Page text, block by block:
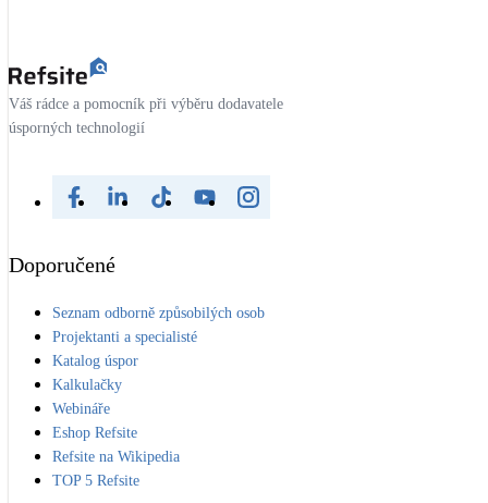
Váš rádce a pomocník při výběru dodavatele
úsporných technologií
Doporučené
Seznam odborně způsobilých osob
Projektanti a specialisté
Katalog úspor
Kalkulačky
Webináře
Eshop Refsite
Refsite na Wikipedia
TOP 5 Refsite